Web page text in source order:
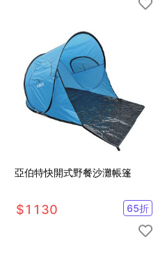
亞伯特快開式野餐沙灘帳篷
$1130 65折